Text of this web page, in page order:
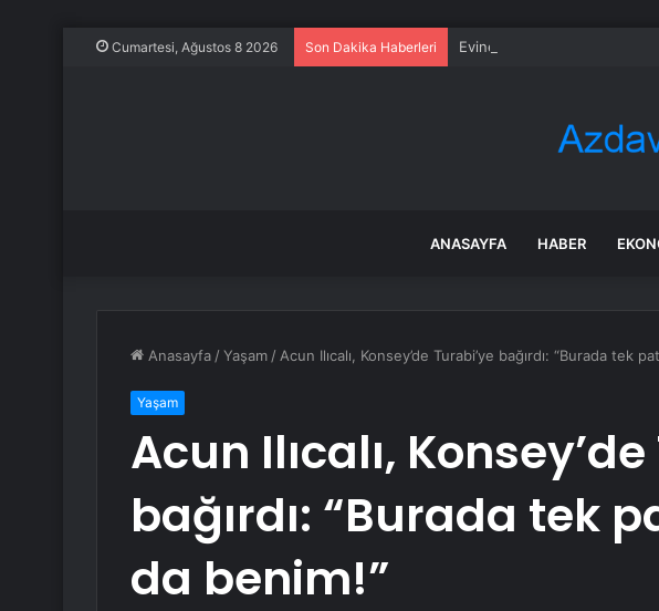
Cumartesi, Ağustos 8 2026 Son Dakika Haberleri Evine tadilat yapan çift, gizli
ANASAYFA HABER
Anasayfa /Yaşam / Acun Ilıcalı, Konsey’de Turabi’ye bağırdı: “Burada tek
Yaşam
Acun Ilıcalı,
bağırdı: “Burada tek
da benim!”